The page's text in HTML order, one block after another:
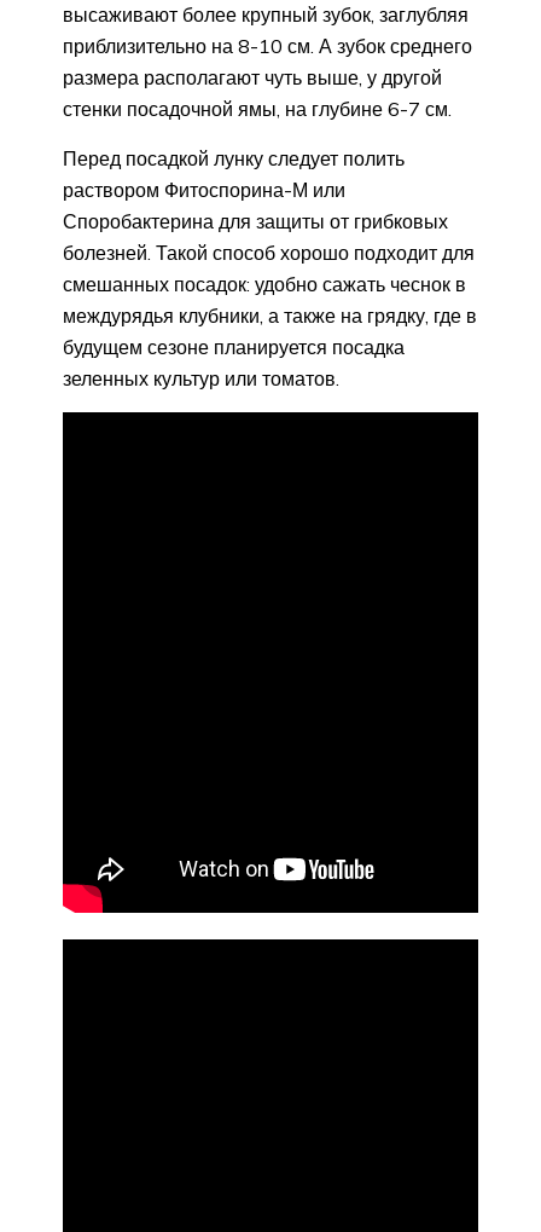
высаживают более крупный зубок, заглубляя
приблизительно на 8-10 см. А зубок среднего
размера располагают чуть выше, у другой
стенки посадочной ямы, на глубине 6-7 см.
Перед посадкой лунку следует полить
раствором Фитоспорина-М или
Споробактерина для защиты от грибковых
болезней. Такой способ хорошо подходит для
смешанных посадок: удобно сажать чеснок в
междурядья клубники, а также на грядку, где в
будущем сезоне планируется посадка
зеленных культур или томатов.